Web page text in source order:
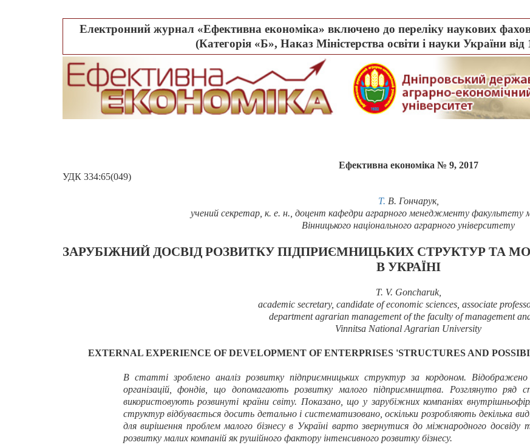
Електронний журнал «Ефективна економіка» включено до переліку наукових
(Категорія «Б», Наказ Міністерства освіти і науки України
Ефективна економіка № 9, 2017
УДК 334:65(049)
Т. В. Гончарук,
учений секретар, к. е. н., доцент кафедри аграрного менеджменту
Вінницького національного аграрного університету
ЗАРУБІЖНИЙ ДОСВIД РОЗВИТКУ ПIДПРИЄМНИЦЬКИХ СТРУКТУР ТА
ВУКРАЇНІ
T. V. Goncharuk,
academic secretary, candidate of economic sciences, associate
departmentagrarian management of the faculty of management
Vinnitsa National Agrarian University
EXTERNAL EXPERIENCE OF DEVELOPMENT OF ENTERPRISES 'STRUCTURES AND
В статті зроблено аналіз розвитку підприємницьких структур за кордоном.
організацій, фондів, що допомагають розвитку малого підприємництва. Розглянуто ряд с
використовують розвинуті країни світу. Показано, що у зарубіжних компаніях
структур відбувається досить детально і систематизовано, оскільки розробляють декілька
для вирішення проблем малого бізнесу в Україні варто звернутися до міжнародного
розвитку малих компаній як рушійного фактору інтенсивного розвитку бізнесу.